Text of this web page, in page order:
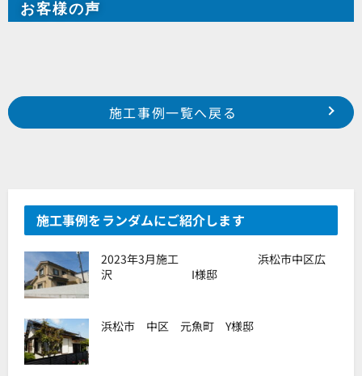
お客様の声
Prev
浜松市 南区 白羽町 H様邸
施工事例一覧へ戻る
施工事例をランダムにご紹介します
2023年3月施工 浜松市中区広
沢 I様邸
浜松市 中区 元魚町 Y様邸